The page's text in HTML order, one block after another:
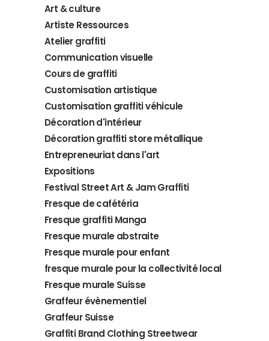
Art & culture
Artiste Ressources
Atelier graffiti
Communication visuelle
Cours de graffiti
Customisation artistique
Customisation graffiti véhicule
Décoration d'intérieur
Décoration graffiti store métallique
Entrepreneuriat dans l'art
Expositions
Festival Street Art & Jam Graffiti
Fresque de cafétéria
Fresque graffiti Manga
Fresque murale abstraite
Fresque murale pour enfant
fresque murale pour la collectivité local
Fresque murale Suisse
Graffeur évènementiel
Graffeur Suisse
Graffiti Brand Clothing Streetwear